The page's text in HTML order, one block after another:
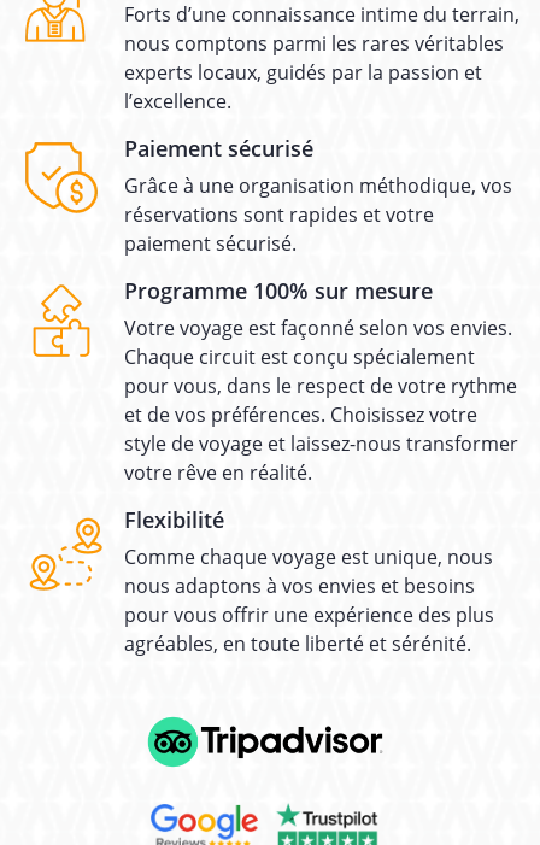
Forts d’une connaissance intime du terrain,
nous comptons parmi les rares véritables
experts locaux, guidés par la passion et
l’excellence.
Paiement sécurisé
Grâce à une organisation méthodique, vos
réservations sont rapides et votre
paiement sécurisé.
Programme 100% sur mesure
Votre voyage est façonné selon vos envies.
Chaque circuit est conçu spécialement
pour vous, dans le respect de votre rythme
et de vos préférences. Choisissez votre
style de voyage et laissez-nous transformer
votre rêve en réalité.
Flexibilité
Comme chaque voyage est unique, nous
nous adaptons à vos envies et besoins
pour vous offrir une expérience des plus
agréables, en toute liberté et sérénité.